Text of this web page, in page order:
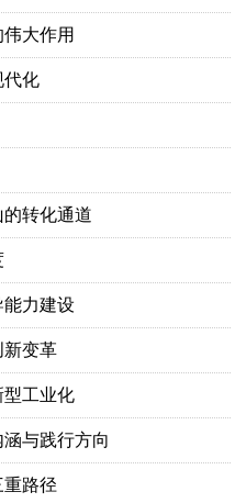
大作用
代化
转化通道
能力建设
新变革
型工业化
与践行方向
路径